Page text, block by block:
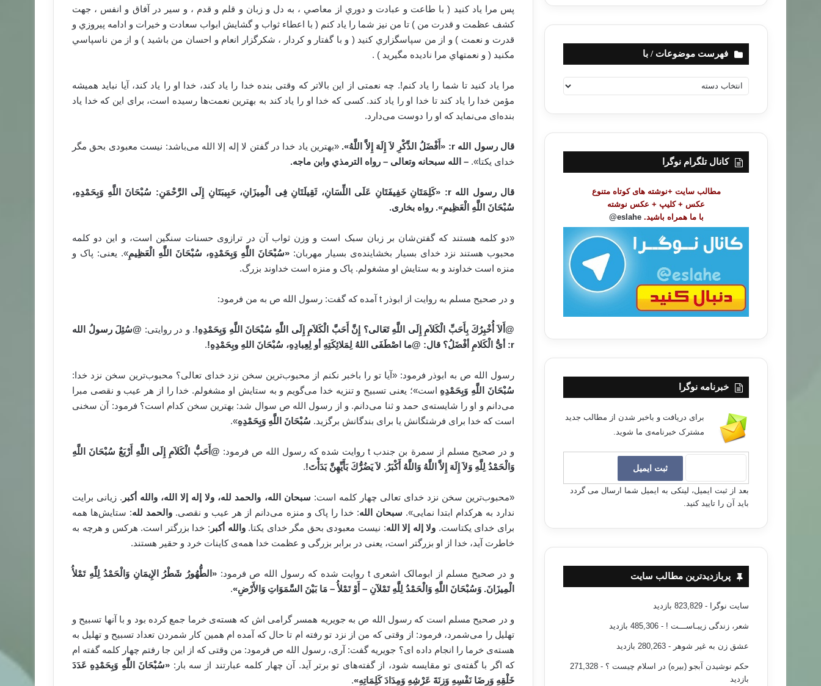
‏پس مرا ياد كنيد ( با طاعت و عبادت و دوري از معاصي ، به دل و زبان و قلم و قدم ، و سير در آفاق و انفس ، جهت
كشف عظمت و قدرت من ) تا من نيز شما را ياد كنم ( با اعطاء ثواب و گشايش ابواب سعادت و خيرات و ادامه پيروزي و
قدرت و نعمت ) و از من سپاسگزاري كنيد ( و با گفتار و كردار ، شكرگزار انعام و احسان من باشيد ) و از من ناسپاسي
مكنيد ( و نعمتهاي مرا ناديده مگيريد ) .‏
مرا یاد کنید تا شما را یاد کنم!. چه نعمتی از این بالاتر که وقتی بنده خدا را یاد کند، خدا او را یاد کند، آیا نباید همیشه
مؤمن خدا را یاد کند تا خدا او را یاد کند. کسی که خدا او را یاد کند به بهترین نعمت‌ها رسیده است، برای این که خدا یاد
بنده‌ای می‌نماید که او را دوست می‌دارد.
قال رسول اللهr
:
«أَفْضَلُ الذِّكْرِ لاَ إِلَهَ إِلاَّ اللَّهُ». «بهترین یاد خدا در گفتن لا إله إلا الله می‌باشد: نیست معبودی بحق مگر
خدای یکتا». – الله سبحانه وتعالى – رواه الترمذي وابن ماجه.
قال رسول اللهr
:
«كَلِمَتَانِ خَفِيفَتَانِ عَلَى اللِّسَانِ، ثَقِيلَتَانِ فِى الْمِيزَ انِ، حَبِيبَتَانِ إِلَى الرَّحْمَنِ: سُبْحَانَ اللَّهِ وَبِحَمْدِهِ،
سُبْحَانَ اللَّهِ الْعَظِيمِ». رواه بخاری.
«دو کلمه هستند که گفتن‌شان بر زبان سبک است و وزن ثواب آن در ترازوی حسنات سنگین است، و این دو کلمه
محبوب هستند نزد خدای بسیار بخشاینده‌ی بسیار مهربان: «سُبْحَانَ اللَّهِ وَبِحَمْدِهِ، سُبْحَانَ اللَّهِ الْعَظِيمِ». یعنی: پاک و
منزه است خداوند و به ستایش او مشغولم. پاک و منزه است خداوند بزرگ.
و در صحیح مسلم به روایت از ابوذر t آمده که گفت: رسول الله ص به من فرمود:
@أَلاَ أُخْبِرُكَ بِأَحَبِّ الْكَلاَمِ إِلَى اللَّهِ تَعَالی؟ إِنَّ أَحَبَّ الْكَلاَمِ إِلَى اللَّهِ سُبْحَانَ اللَّهِ وَبِحَمْدِهِ!. و در روایتی: @سُئِلَ رسولُ الله
r: أى الْكَلامِ أفْضَلُ؟ قال: @ما اصْطَفَى اللهُ لِمَلائِكَتِهِ أو لِعِبادِهِ، سُبْحَانَ اللهِ وبِحَمْدِهِ!
.
رسول الله ص به ابوذر فرمود: «آیا تو را باخبر نکنم از محبوب‌ترین سخن نزد خدای تعالی؟ محبوب‌ترین سخن نزد خدا:
سُبْحَانَ اللَّهِ وَبِحَمْدِهِ است»؛ یعنی تسبیح و تنزیه خدا می‌گویم و به ستایش او مشغولم. خدا را از هر عیب و نقصی مبرا
می‌دانم و او را شایسته‌ی حمد و ثنا می‌دانم. و از رسول الله ص سوال شد: بهترین سخن کدام است؟ فرمود: آن سخنی
است که خدا برای فرشتگانش یا برای بندگانش برگزید. سُبْحَانَ اللَّهِ وَبِحَمْدِهِ».
و در صحیح مسلم از سمرة بن جندب t روایت شده که رسول الله ص فرمود: @أَحَبُّ الْكَلاَمِ إِلَى اللَّهِ أَرْبَعٌ سُبْحَانَ اللَّهِ
وَالْحَمْدُ لِلَّهِ وَلاَ إِلَهَ إِلاَّ اللَّهُ وَاللَّهُ أَكْبَرُ. لاَ يَضُرُّكَ بَأَيِّهِنَّ بَدَأْتَ!
.
«محبوب‌ترین سخن نزد خدای تعالی چهار کلمه است: سبحان الله، والحمد لله، ولا إله إلا الله، والله أكبر . زیانی برایت
ندارد به هرکدام ابتدا نمایی». سبحان الله: خدا را پاک و منزه می‌دانم از هر عیب و نقصی. والحمد لله: ستایش‌ها همه
برای خدای یکتاست. ولا إله إلا الله: نیست معبودی بحق مگر خدای یکتا.والله أكبر : خدا بزرگتر است. هرکس و هرچه به
خاطرت آید، خدا از او بزرگتر است، یعنی در برابر بزرگی و عظمت خدا همه‌ی کاینات خرد و حقیر هستند.
و در صحیح مسلم از ابومالک اشعری t روایت شده که رسول الله ص فرمود: « الطُّهُورُ شَطْرُ الإِيمَانِ وَالْحَمْدُ لِلَّهِ تَمْلأُ
الْمِيزَانَ. وَسُبْحَانَ اللَّهِ وَالْحَمْدُ لِلَّهِ تَمْلآنِ – أَوْ تَمْلأُ – مَا بَيْنَ السَّمَوَاتِ وَالأَرْضِ»
.
و در صحیح مسلم است که رسول الله ص به جویریه همسر گرامی اش که هسته‌ی خرما جمع کرده بود و با آنها تسبیح و
تهلیل را می‌شمرد، فرمود: از وقتی که من از نزد تو رفته ام تا حال که آمده ام همین کار شمردن تعداد تسبیح و تهلیل به
هسته‌ی خرما را انجام داده ای؟ جویریه گفت: آری، رسول الله ص فرمود: من وقتی که از این جا رفتم چهار کلمه گفته ام
که اگر با گفته‌ی تو مقایسه شود، از گفته‌های تو برتر آید. آن چهار کلمه عبارتند از سه بار: «سُبْحَانَ اللَّهِ وَبِحَمْدِه ِ عَدَدَ
خَلْقِهِ وَرِضَا نَفْسِهِ وَزِنَةَ عَرْشِهِ وَمِدَادَ كَلِمَاتِهِ»
.
فهرست موضوعات / با
ه
ت
ض
کانال تلگرام نوگرا
مطالب سایت +نوشته های کوتاه متنوع
عکس + کلیپ + عکس نوشته
با ما همراه باشید. eslahe@
خبرنامه نوگرا
برای دریافت و باخبر شدن از مطالب جدید
مشترک خبرنامه‌ی ما شوید.
بعد از ثبت ایمیل، لینکی به ایمیل شما ارسال می گردد
باید آن را تایید کنید.
پربازدیدترین مطالب سایت
سایت نوگرا - 823,829 بازدید
شعر، زندگی زیبـاســـت ! - 485,306 بازدید
عشق زن به غیر شوهر - 280,263 بازدید
حکم نوشیدن آبجو (بیره) در اسلام چیست ؟
- 271,328
بازدید